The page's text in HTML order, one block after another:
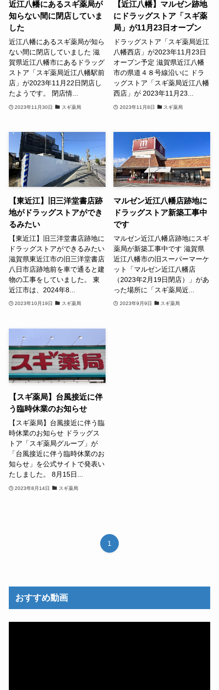
近江八幡にあるスギ薬局が
知らない間に閉店していま
した
近江八幡にあるスギ薬局が知ら
ない間に閉店していました 滋
賀県近江八幡市にあるドラッグ
ストア「スギ薬局近江八幡駅前
店」が2023年11月22日閉店し
たようです。 閉店情...
2023年11月30日 スギ薬局
【近江八幡】マルゼン跡地
にドラッグストア「スギ薬
局」が11月23日オープン
ドラッグストア「スギ薬局近江
八幡西店」が2023年11月23日
オープン予定 滋賀県近江八幡
市の県道４８号線沿いに ドラ
ッグストア「スギ薬局近江八幡
西店」が 2023年11月23...
2023年11月8日 スギ薬局
【東近江】旧三洋堂書店跡
地がドラッグストアができ
るみたい
【東近江】旧三洋堂書店跡地に
ドラッグストアができるみたい
滋賀県東近江市の旧三洋堂書店
八日市店跡地前を車で通ると建
物の工事をしていました。 東
近江市は、2024年8...
2023年10月19日 スギ薬局
マルゼン近江八幡店跡地に
ドラッグストア新築工事中
です
マルゼン近江八幡店跡地にスギ
薬局が新築工事中です 滋賀県
近江八幡市の旧スーパーマーケ
ット「マルゼン近江八幡店
（2023年2月19日閉店）」があ
った場所に「スギ薬局近...
2023年9月9日 スギ薬局
【スギ薬局】台風接近に伴
う臨時休業のお知らせ
【スギ薬局】台風接近に伴う臨
時休業のお知らせ ドラッグス
トア「スギ薬局グループ」が
「台風接近に伴う臨時休業のお
知らせ」を公式サイトで発表い
たしました。 8月15日...
2023年8月14日 スギ薬局
1
おすすめ動画